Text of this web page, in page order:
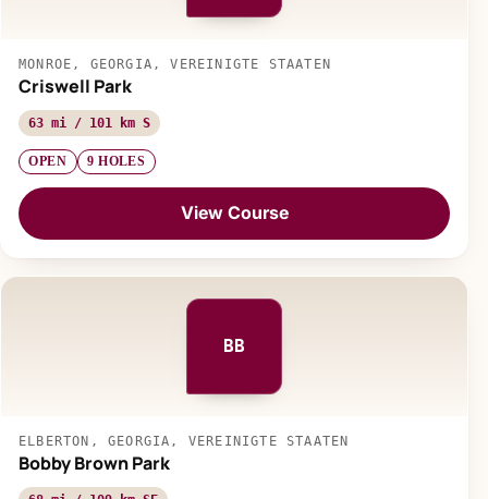
MONROE, GEORGIA, VEREINIGTE STAATEN
Criswell Park
63 mi / 101 km S
OPEN 9 HOLES
View Course
BB
ELBERTON, GEORGIA, VEREINIGTE STAATEN
Bobby Brown Park